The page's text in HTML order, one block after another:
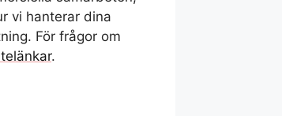
vi hanterar dina
För frågor om
.